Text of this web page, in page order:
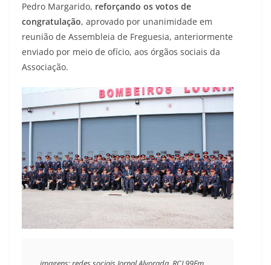
Pedro Margarido, reforçando os votos de
congratulação, aprovado por unanimidade em
reunião de Assembleia de Freguesia, anteriormente
enviado por meio de ofício, aos órgãos sociais da
Associação.